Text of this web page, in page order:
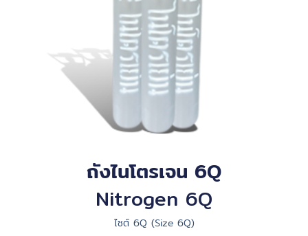
ถังไนโตรเจน 6Q
Nitrogen 6Q
ไซต์ 6Q (Size 6Q)